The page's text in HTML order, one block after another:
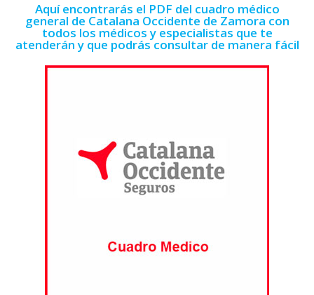
Aquí encontrarás el PDF del cuadro médico
general de Catalana Occidente de Zamora con
todos los médicos y especialistas que te
atenderán y que podrás consultar de manera fácil